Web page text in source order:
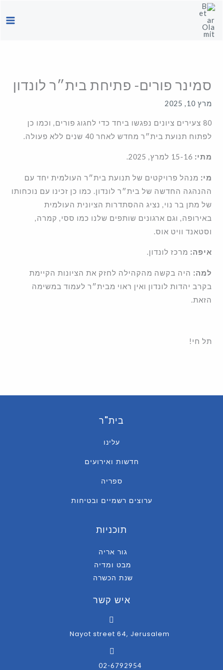
דילוג
לתוכן
סמינר פורים- פתיחת בית״ר לונדון
מרץ 10, 2025
80 צעירים ציונים נפגשו ביחד כדי לחגוג פורים, וכמו כן
לפתוח תנועת בית״ר מחדש לאחר 40 שנים ללא פעולה.
מתי:
מי: מנהל פרויקטים של תנועת בית״ר העולמית יחד עם
ההנהגה החדשה של בית״ר לונדון. כמו כן זכינו עם נוכחותו
של מתן בר נוי, נציג ההסתדרות הציונית העולמית
באירופה, וגם ארגונים שותפים שלנו כמו ססי, קמרה,
וסטאנד וויט אוס.
איפה: מרכז לונדון.
למה: היה בקשה מהקהילה לחזק את הציונות הקיימת
בקרב יהדות לונדון ואין ראוי מבית״ר לעמוד במשימה
הזאת. ‎
תל חי!
בית"ר
עלינו
חדשות ואירועים
ספריה
ערוצים רשמיים ובטיחות
תוכניות
גור אריה
מבט ומדיה
שנת הכשרה
איש קשר
Nayot street 64, Jerusalem
02-6792954